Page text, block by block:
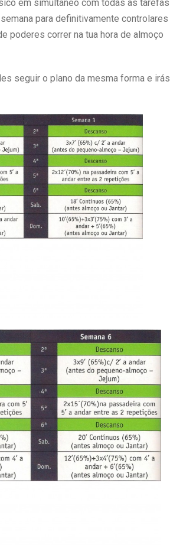
em simultâneo com todas as tarefas
para definitivamente controlares
poderes correr na tua hora de almoço
seguir o plano da mesma forma e irás